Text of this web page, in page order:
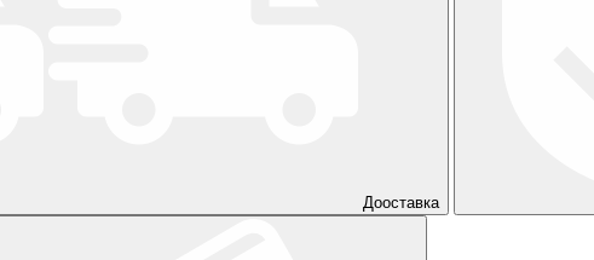
Дооставка